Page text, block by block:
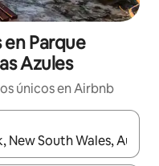
Parque
Azules
únicos en Airbnb
navega con las